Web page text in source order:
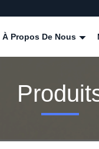
À Propos De Nous